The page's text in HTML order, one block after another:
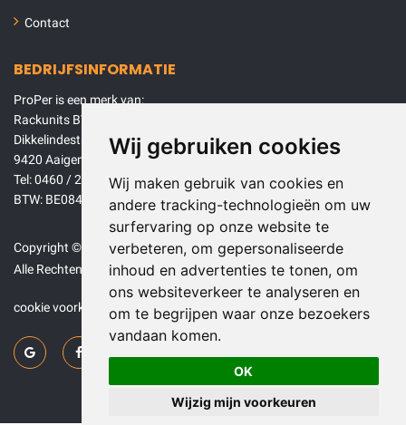
Wij gebruiken cookies
Wij maken gebruik van cookies en
andere tracking-technologieën om uw
surfervaring op onze website te
verbeteren, om gepersonaliseerde
inhoud en advertenties te tonen, om
ons websiteverkeer te analyseren en
om te begrijpen waar onze bezoekers
vandaan komen.
OK
Wijzig mijn voorkeuren
Contact
BEDRIJFSINFORMATIE
ProPer is een merk van:
Rackunits BV
Dikkelindestraat 68
9420 Aaigem (Erpe-Mere)
Tel: 0460 / 26 01 00
BTW: BE0840946646
Copyright © 2026 Rackunits BV.
Alle Rechten voorbehouden.
cookie voorkeuren